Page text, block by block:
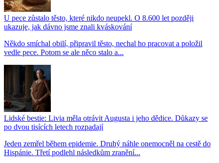
U pece zůstalo těsto, které nikdo neupekl. O 8.600 let později
ukazuje, jak dávno jsme znali kváskování
Někdo smíchal obilí, připravil těsto, nechal ho pracovat a položil
vedle pece. Potom se ale něco stalo a...
Lidské bestie: Livia měla otrávit Augusta i jeho dědice. Důkazy se
po dvou tisících letech rozpadají
Jeden zemřel během epidemie. Druhý náhle onemocněl na cestě do
Hispánie. Třetí podlehl následkům zranění...